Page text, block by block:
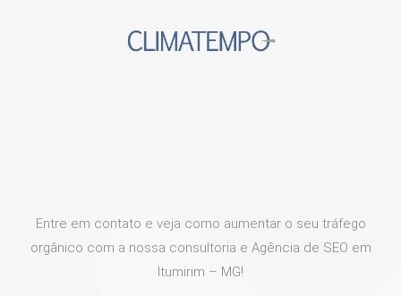
Entre em contato e veja como aumentar o seu tráfego
orgânico com a nossa consultoria e Agência de SEO em
Itumirim – MG!